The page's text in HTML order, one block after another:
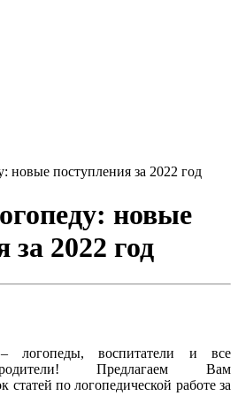
новые поступления за 2022 год
новые
за 2022 год
логопеды, воспитатели и все
родители! Предлагаем Вам
статей по логопедической работе за